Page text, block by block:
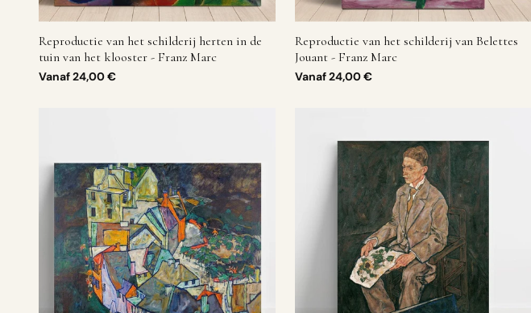
Reproductie van het schilderij herten in de
tuin van het klooster - Franz Marc
Vanaf24,00 €
Reproductie van het schilderij van Belettes
Jouant - Franz Marc
Vanaf24,00 €